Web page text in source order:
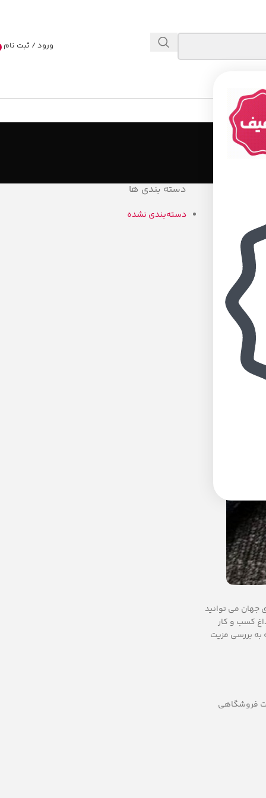
ورود / ثبت نام
جهان می توانید
نشان دهنده بازار داغ کسب و کار
به بررسی مزیت
فروشگاهی
دسته بندی ها
دسته‌بندی نشده